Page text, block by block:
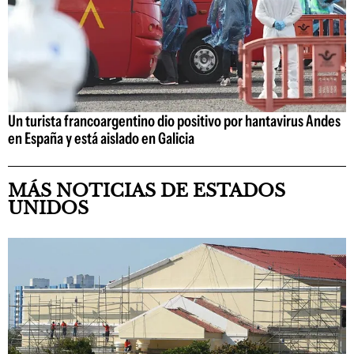
Un turista francoargentino dio positivo por hantavirus Andes
en España y está aislado en Galicia
MÁS NOTICIAS DE ESTADOS
UNIDOS